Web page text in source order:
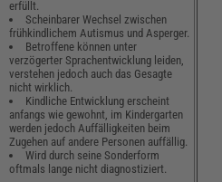
erfüllt.
Scheinbarer Wechsel zwischen
frühkindlichem Autismus und Asperger.
Betroffene können unter
verzögerter Sprachentwicklung leiden,
verstehen jedoch auch das Gesagte
nicht wirklich.
Kindliche Entwicklung erscheint
anfangs wie gewohnt, im Kindergarten
werden jedoch Auffälligkeiten beim
Zugehen auf andere Personen auffällig.
Wird durch seine Sonderform
oftmals lange nicht diagnostiziert.